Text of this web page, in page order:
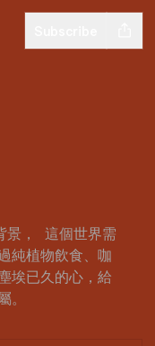
景， 這個世界需
純植物飲食、咖
埃已久的心，給
。